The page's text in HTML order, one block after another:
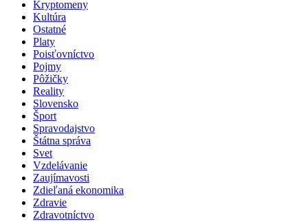
Kryptomeny
Kultúra
Ostatné
Platy
Poisťovníctvo
Pojmy
Pôžičky
Reality
Slovensko
Šport
Spravodajstvo
Štátna správa
Svet
Vzdelávanie
Zaujímavosti
Zdieľaná ekonomika
Zdravie
Zdravotníctvo